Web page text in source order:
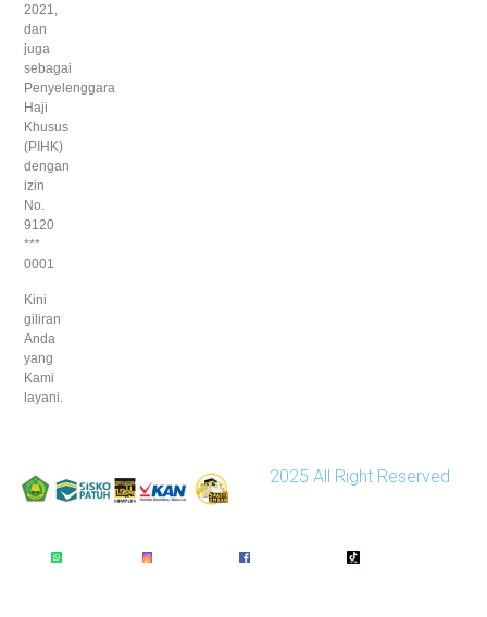
2021,
dan
juga
sebagai
Penyelenggara
Haji
Khusus
(PIHK)
dengan
izin
No.
9120
***
0001
Kini
giliran
Anda
yang
Kami
layani.
2025 All Right Reserved